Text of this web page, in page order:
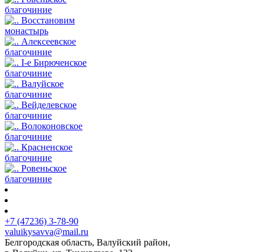
благочиние
Восстановим
монастырь
Алексеевское
благочиние
I-е Бирюченское
благочиние
Валуйское
благочиние
Вейделевское
благочиние
Волоконовское
благочиние
Красненское
благочиние
Ровеньское
благочиние
+7 (47236) 3-78-90
valuikysavva@mail.ru
Белгородская область, Валуйский район,